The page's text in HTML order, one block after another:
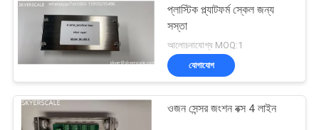
প্লাস্টিক প্ল্যাটফর্ম স্কেল জন্য
সস্তা
আলোচনাযোগ্য MOQ:1
যোগাযোগ
ওজন সেন্সর জংশন বক্স 4 লাইন